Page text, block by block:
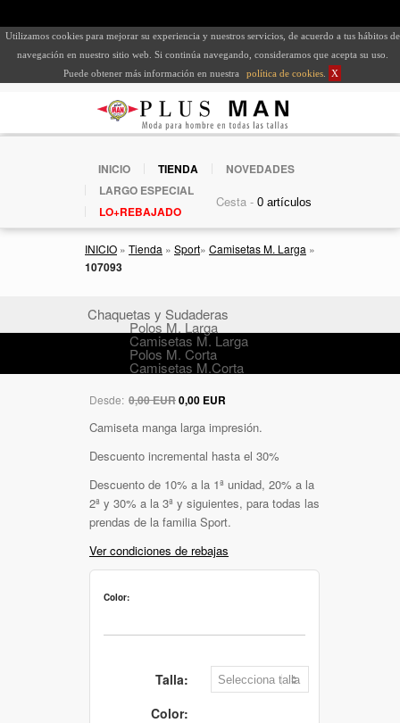
Utilizamos cookies para mejorar su experiencia y nuestros servicios, de acuerdo a tus hábitos de
navegación en nuestro sitio web. Si continúa navegando, consideramos que acepta su uso.
Puede obtener más información en nuestra
política de cookies X
INICIO TIENDA
NOVEDADES
LARGO ESPECIAL
LO+REBAJADO
Cesta -
INICIO » Tienda » Sport» Camisetas M. Larga »
107093
Chaquetas y Sudaderas
Polos M. Larga
Camisetas M. Larga
Polos M. Corta
Camisetas M.Corta
Desde: 0,00 EUR0,00 EUR
Camiseta manga larga impresión.
Descuento incremental hasta el 30%
Descuento de 10% a la 1ª unidad, 20% a la
2ª y 30% a la 3ª y siguientes, para todas las
prendas de la familia Sport.
Ver condiciones de rebajas
Color:
Talla:
Color: